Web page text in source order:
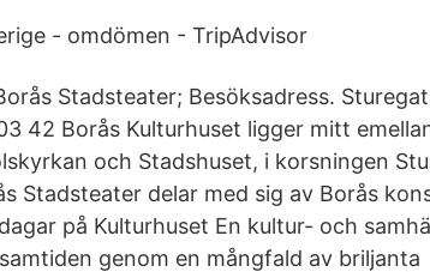
- omdömen - TripAdvisor
Stadsteater; Besöksadress.
42 Borås Kulturhuset ligger mitt
och Stadshuset, i korsningen
Stadsteater delar med sig av Borås
på Kulturhuset En kultur- och
genom en mångfald av briljanta